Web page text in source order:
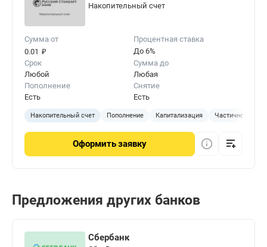
Накопительный счет
Сумма от
0.01 ₽
Процентная ставка
До 6%
Срок
Любой
Сумма до
Любая
Пополнение
Есть
Снятие
Есть
Накопительный счет Пополнение Капитализация Частичное
Оформитьзаявку
Предложения других банков
Сбербанк